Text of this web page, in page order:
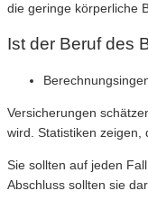
die geringe körperliche
Ist der Beruf des
Versicherungen
wird. Statistiken zeigen,
Sie sollten auf jeden
Abschluss sollten sie